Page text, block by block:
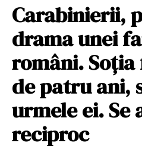
Carabinierii,
drama unei
români.
de patru ani,
urmele ei. Se
reciproc